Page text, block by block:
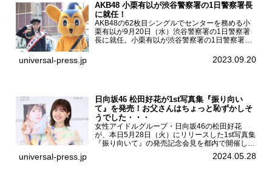
AKB48 小栗有以が渋谷警察署の1日警察署長
に就任！
AKB48の62枚目シングルでセンターを務める小
栗有以が9月20日（水）渋谷警察署の1日警察署
長に就任。小栗有以が渋谷警察署の1日警察署長
での10日間実施される令和5年 秋の全国交通安全
universal-press.jp 2023.09.20
日向坂46 松田好花が1st写真集『振り向い
て』を発売！お父さんはちょっと恥ずかしそ
うでした・・・
女性アイドルグループ・日向坂46の松田好花
が、本日5月28日（火）にリリースした1st写真集
『振り向いて』の発売記念会見を都内で開催し
た。日向坂46 松田好花1st写真集『振り向いて』
発売記念会見写真集では日向坂46の松田好花を
universal-press.jp 2024.05.28